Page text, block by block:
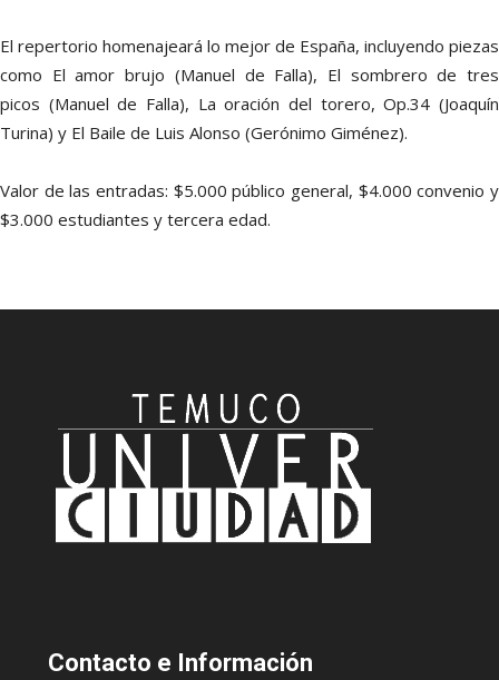
El repertorio homenajeará lo mejor de España, incluyendo piezas
como El amor brujo (Manuel de Falla), El sombrero de tres
picos (Manuel de Falla), La oración del torero, Op.34 (Joaquín
Turina) y El Baile de Luis Alonso (Gerónimo Giménez).
Valor de las entradas: $5.000 público general, $4.000 convenio y
$3.000 estudiantes y tercera edad.
Contacto e Información